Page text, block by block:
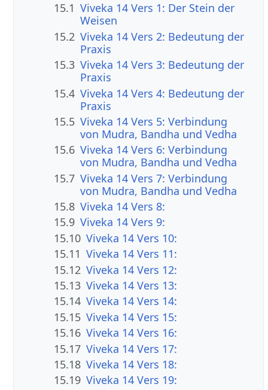
15.1 Viveka 14 Vers 1: Der Stein der
Weisen
15.2 Viveka 14 Vers 2: Bedeutung der
Praxis
15.3 Viveka 14 Vers 3: Bedeutung der
Praxis
15.4 Viveka 14 Vers 4: Bedeutung der
Praxis
15.5 Viveka 14 Vers 5: Verbindung
von Mudra, Bandha und Vedha
15.6 Viveka 14 Vers 6: Verbindung
von Mudra, Bandha und Vedha
15.7 Viveka 14 Vers 7: Verbindung
von Mudra, Bandha und Vedha
15.8 Viveka 14 Vers 8:
15.9 Viveka 14 Vers 9:
15.10 Viveka 14 Vers 10:
15.11 Viveka 14 Vers 11:
15.12 Viveka 14 Vers 12:
15.13 Viveka 14 Vers 13:
15.14 Viveka 14 Vers 14:
15.15 Viveka 14 Vers 15:
15.16 Viveka 14 Vers 16:
15.17 Viveka 14 Vers 17:
15.18 Viveka 14 Vers 18:
15.19 Viveka 14 Vers 19: